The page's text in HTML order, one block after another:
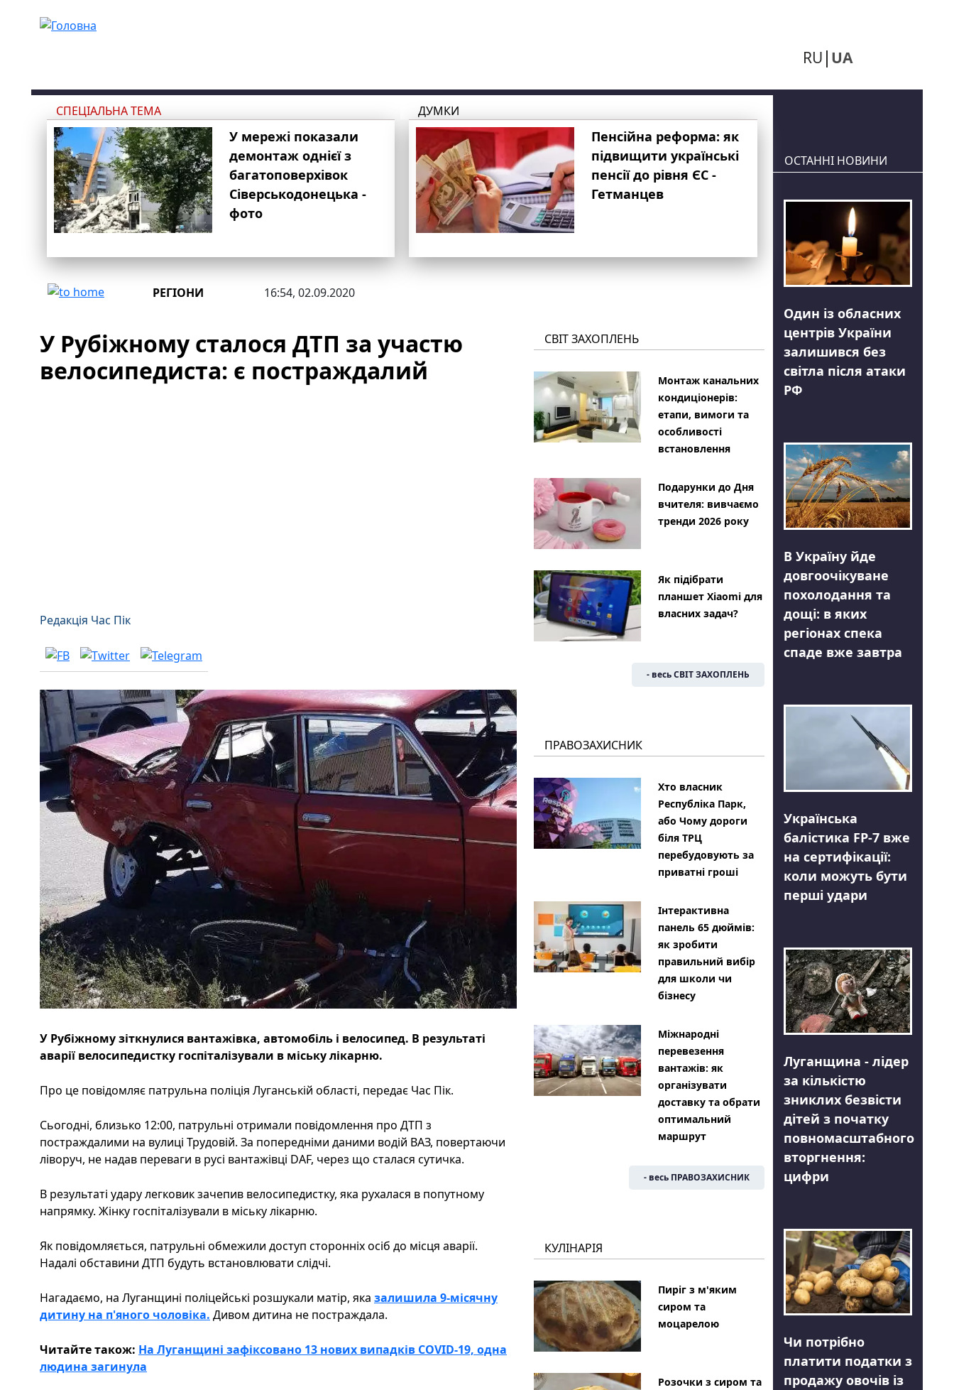
RU UA
СПЕЦІАЛЬНА ТЕМА
У мережі показали
демонтаж однієї з
багатоповерхівок
Сіверськодонецька -
фото
ДУМКИ
Пенсійна реформа: як
підвищити українські
пенсії до рівня ЄС -
Гетманцев
РЕГІОНИ 16:54, 02.09.2020
У Рубіжному сталося ДТП за участю
велосипедиста: є постраждалий
Редакція Час Пік
У Рубіжному зіткнулися вантажівка, автомобіль і велосипед. В результаті
аварії велосипедистку госпіталізували в міську лікарню.
Про це повідомляє патрульна поліція Луганській області, передає Час Пік.
Сьогодні, близько 12:00, патрульні отримали повідомлення про ДТП з
постраждалими на вулиці Трудовій. За попередніми даними водій ВАЗ, повертаючи
ліворуч, не надав переваги в русі вантажівці DAF, через що сталася сутичка.
В результаті удару легковик зачепив велосипедистку, яка рухалася в попутному
напрямку. Жінку госпіталізували в міську лікарню.
Як повідомляється, патрульні обмежили доступ сторонніх осіб до місця аварії.
Надалі обставини ДТП будуть встановлювати слідчі.
Нагадаємо, на Луганщині поліцейські розшукали матір, яка залишила 9-місячну
дитину на п'яного чоловіка. Дивом дитина не постраждала.
Читайте також: На Луганщині зафіксовано 13 нових випадків COVID-19, одна
людина загинула
СВІТ ЗАХОПЛЕНЬ
Монтаж канальних
кондиціонерів:
етапи, вимоги та
особливості
встановлення
Подарунки до Дня
вчителя: вивчаємо
тренди 2026 року
Як підібрати
планшет Xiaomi для
власних задач?
- весь СВІТ ЗАХОПЛЕНЬ
ПРАВОЗАХИСНИК
Хто власник
Республіка Парк,
або Чому дороги
біля ТРЦ
перебудовують за
приватні гроші
Інтерактивна
панель 65 дюймів:
як зробити
правильний вибір
для школи чи
бізнесу
Міжнародні
перевезення
вантажів: як
організувати
доставку та обрати
оптимальний
маршрут
- весь ПРАВОЗАХИСНИК
КУЛІНАРІЯ
Пиріг з м'яким
сиром та
моцарелою
Розочки з сиром та
ОСТАННІ НОВИНИ
Один із обласних
центрів України
залишився без
світла після атаки
РФ
В Україну йде
довгоочікуване
похолодання та
дощі: в яких
регіонах спека
спаде вже завтра
Українська
балістика FP-7 вже
на сертифікації:
коли можуть бути
перші удари
Луганщина - лідер
за кількістю
зниклих безвісти
дітей з початку
повномасштабного
вторгнення:
цифри
Чи потрібно
платити податки з
продажу овочів із